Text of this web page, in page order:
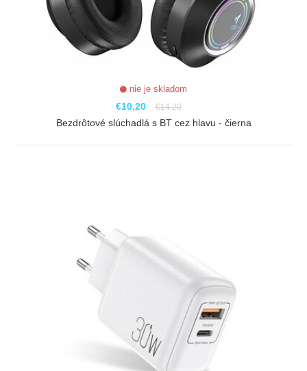
nie je skladom
€10,20 €14,20
Bezdrôtové slúchadlá s BT cez hlavu - čierna